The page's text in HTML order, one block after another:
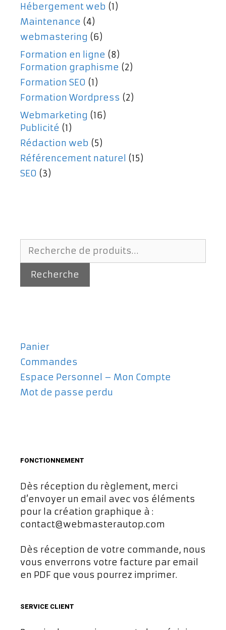
Hébergement web (1)
Maintenance (4)
webmastering (6)
Formation en ligne (8)
Formation graphisme (2)
Formation SEO (1)
Formation Wordpress (2)
Webmarketing (16)
Publicité (1)
Rédaction web (5)
Référencement naturel (15)
SEO (3)
Recherche
pour :
Recherche
Panier
Commandes
Espace Personnel – Mon Compte
Mot de passe perdu
FONCTIONNEMENT
Dès réception du règlement, merci
d’envoyer un email avec vos éléments
pour la création graphique à :
contact@webmasterautop.com
Dès réception de votre commande, nous
vous enverrons votre facture par email
en PDF que vous pourrez imprimer.
SERVICE CLIENT